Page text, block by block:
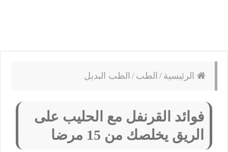
الرئيسية / الطب / الطب البديل
فوائد القرنفل مع الحليب على
الريق يخلصك من 15 مرضا